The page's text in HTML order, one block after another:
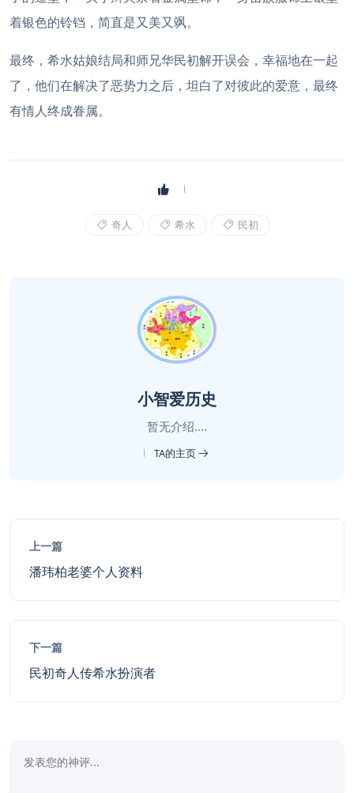
着银色的铃铛，简直是又美又飒。
最终，希水姑娘结局和师兄华民初解开误会，幸福地在一起
了，他们在解决了恶势力之后，坦白了对彼此的爱意，最终
有情人终成眷属。
奇人 希水 民初
小智爱历史
暂无介绍....
TA的主页
上一篇
潘玮柏老婆个人资料
下一篇
民初奇人传希水扮演者